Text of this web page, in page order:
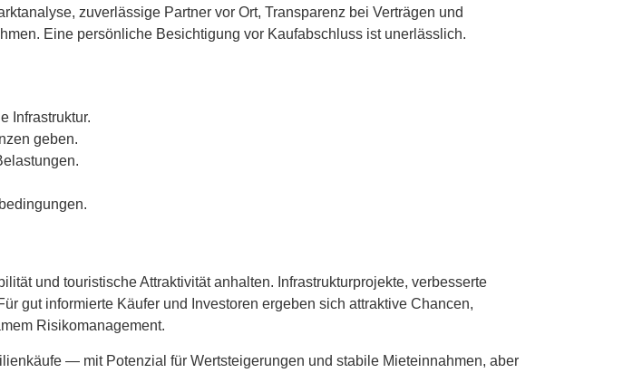
zuverlässige Partner vor Ort, Transparenz bei Verträgen und
Eine persönliche Besichtigung vor Kaufabschluss ist unerlässlich.
Infrastruktur.
geben.
und touristische Attraktivität anhalten. Infrastrukturprojekte, verbesserte
gut informierte Käufer und Investoren ergeben sich attraktive Chancen,
Risikomanagement.
— mit Potenzial für Wertsteigerungen und stabile Mieteinnahmen, aber